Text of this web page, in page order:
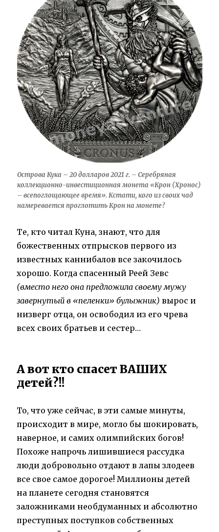
Острова Кука – 20 долларов 2021 г. – Серебряная
коллекционно-инвестиционная монета «Крон (Хронос)
– всепоглощающее время». Кстати, кого из своих чад
намеревается проглотить Крон на монете?
Те, кто читал Куна, знают, что для
божественных отпрысков первого из
известных каннибалов все закочилось
хорошо. Когда спасенный Реей Зевс
(вместо него она предложила своему мужу
завернутый в «пеленки» булыжник) вырос и
низверг отца, он освободил из его чрева
всех своих братьев и сестер…
А вот кто спасет ВАШИХ
детей?!!
То, что уже сейчас, в эти самые минуты,
происходит в мире, могло бы шокировать,
наверное, и самих олимпийских богов!
Похоже напрочь лишившиеся рассудка
люди добровольно отдают в лапы злодеев
все свое самое дорогое! Миллионы детей
на планете сегодня становятся
заложниками необдуманных и абсолютно
преступных поступков собственных